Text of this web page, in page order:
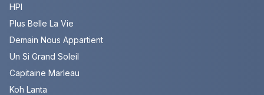
HPI
Plus Belle La Vie
Demain Nous Appartient
Un Si Grand Soleil
Capitaine Marleau
Koh Lanta